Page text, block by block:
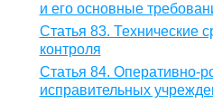
и его основные
Статья 83. Технические
контроля
Статья 84. Оперативно-
исправительных